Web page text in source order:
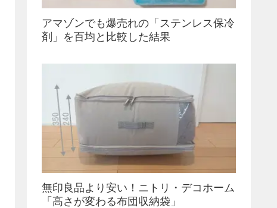
アマゾンでも爆売れの「ステンレス保冷
剤」を百均と比較した結果
無印良品より安い！ニトリ・デコホーム
「高さが変わる布団収納袋」